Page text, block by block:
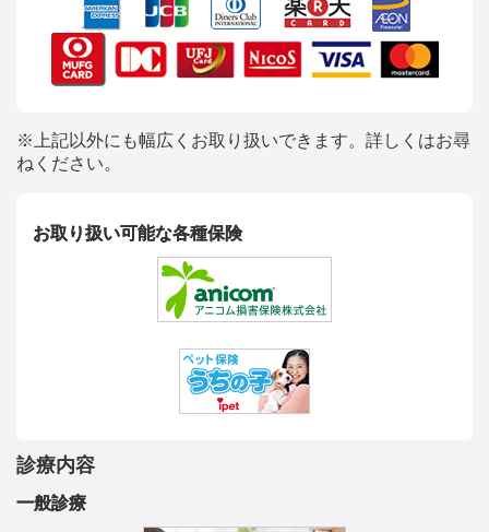
※上記以外にも幅広くお取り扱いできます。詳しくはお尋
ねください。
お取り扱い可能な各種保険
診療内容
一般診療